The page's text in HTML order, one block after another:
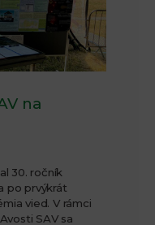
na
30. ročník
po prvýkrát
vied. V rámci
SAV sa